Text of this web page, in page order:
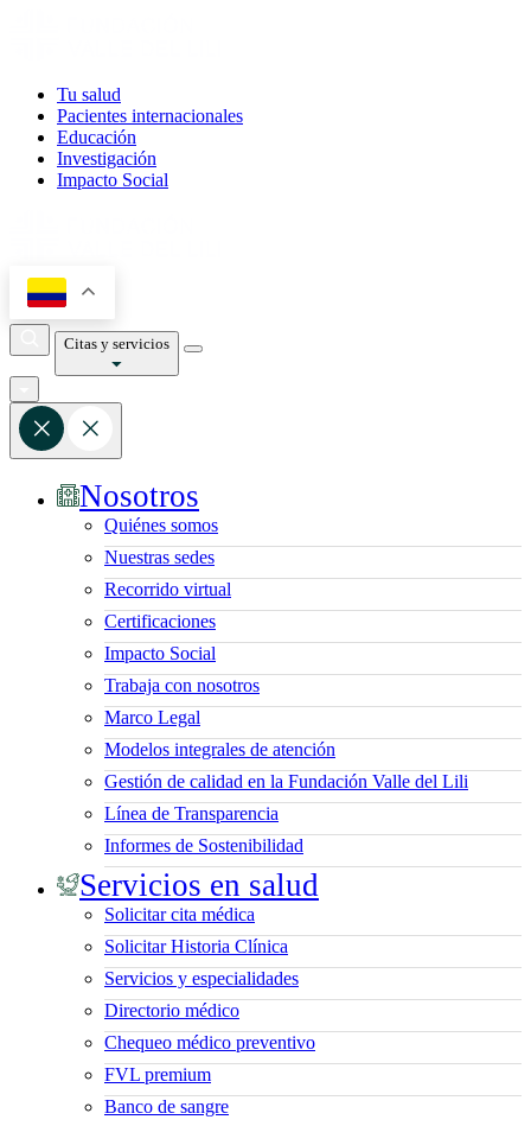
Tu salud
Pacientes internacionales
Educación
Investigación
Impacto Social
Citas y servicios
Nosotros
Quiénes somos
Nuestras sedes
Recorrido virtual
Certificaciones
Impacto Social
Trabaja con nosotros
Marco Legal
Modelos integrales de atención
Gestión de calidad en la Fundación Valle del Lili
Línea de Transparencia
Informes de Sostenibilidad
Servicios en salud
Solicitar cita médica
Solicitar Historia Clínica
Servicios y especialidades
Directorio médico
Chequeo médico preventivo
FVL premium
Banco de sangre